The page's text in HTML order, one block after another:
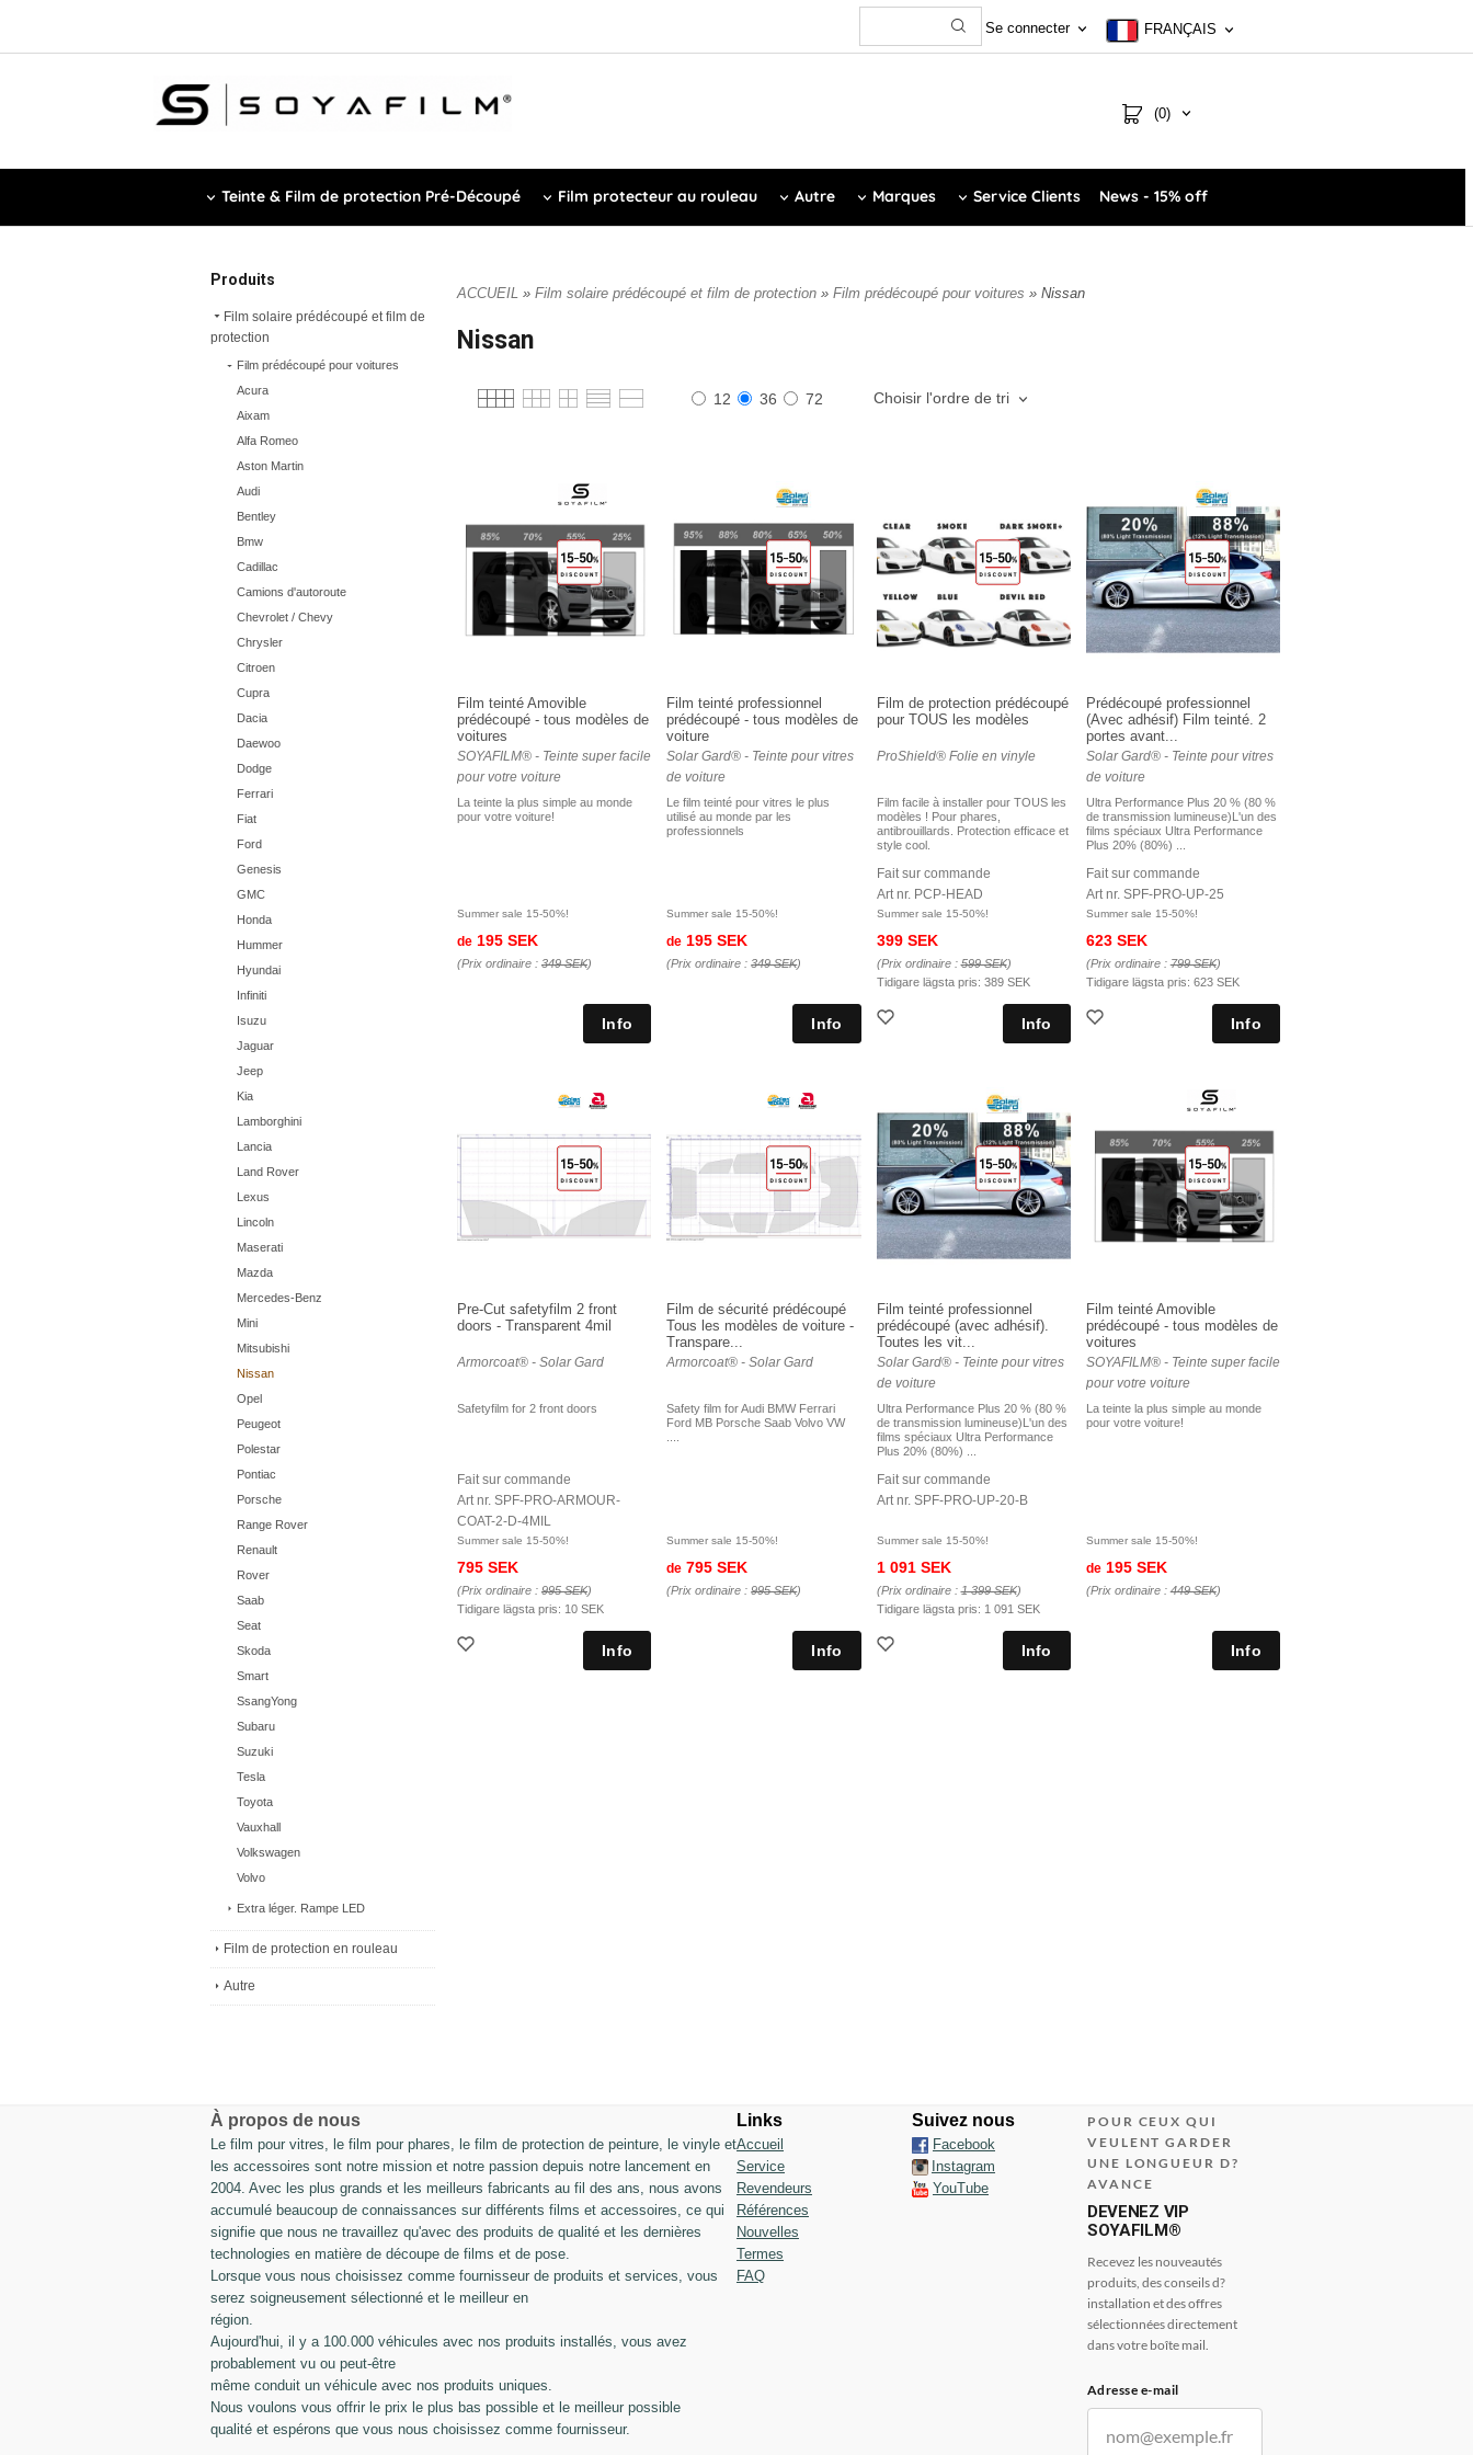
Se connecter FRANÇAIS
(0)
Teinte & Film de protection Pré-Découpé Film protecteur au rouleau Autre Marques Service Clients News - 15% off
Produits
Film solaire prédécoupé et film de
protection
Film prédécoupé pour voitures
Acura
Aixam
Alfa Romeo
Aston Martin
Audi
Bentley
Bmw
Cadillac
Camions d'autoroute
Chevrolet / Chevy
Chrysler
Citroen
Cupra
Dacia
Daewoo
Dodge
Ferrari
Fiat
Ford
Genesis
GMC
Honda
Hummer
Hyundai
Infiniti
Isuzu
Jaguar
Jeep
Kia
Lamborghini
Lancia
Land Rover
Lexus
Lincoln
Maserati
Mazda
Mercedes-Benz
Mini
Mitsubishi
Nissan
Opel
Peugeot
Polestar
Pontiac
Porsche
Range Rover
Renault
Rover
Saab
Seat
Skoda
Smart
SsangYong
Subaru
Suzuki
Tesla
Toyota
Vauxhall
Volkswagen
Volvo
Extra léger. Rampe LED
Film de protection en rouleau
Autre
ACCUEIL » Film solaire prédécoupé et film de protection » Film prédécoupé pour voitures » Nissan
Nissan
12 36 72 Choisir l'ordre de tri
Film teinté Amovible
prédécoupé - tous modèles de
voitures
SOYAFILM® - Teinte super facile
pour votre voiture
La teinte la plus simple au monde
pour votre voiture!
Summer sale 15-50%!
de 195 SEK
(Prix ordinaire : 349 SEK)
Film teinté professionnel
prédécoupé - tous modèles de
voiture
Solar Gard® - Teinte pour vitres
de voiture
Le film teinté pour vitres le plus
utilisé au monde par les
professionnels
Summer sale 15-50%!
de 195 SEK
(Prix ordinaire :349 SEK)
Film de protection prédécoupé
pour TOUS les modèles
ProShield® Folie en vinyle
Film facile à installer pour TOUS les
modèles ! Pour phares,
antibrouillards. Protection efficace et
style cool.
Fait sur commande
Art nr. PCP-HEAD
Summer sale 15-50%!
399 SEK
(Prix ordinaire :599 SEK)
Tidigare lägsta pris: 389 SEK
Prédécoupé professionnel
(Avec adhésif) Film teinté. 2
portes avant...
Solar Gard® - Teinte pour vitres
de voiture
Ultra Performance Plus 20 % (80 %
de transmission lumineuse)L'un des
films spéciaux Ultra Performance
Plus 20% (80%) ...
Fait sur commande
Art nr. SPF-PRO-UP-25
Summer sale 15-50%!
623 SEK
(Prix ordinaire :799 SEK)
Tidigare lägsta pris: 623 SEK
Pre-Cut safetyfilm 2 front
doors - Transparent 4mil
Armorcoat® - Solar Gard
Safetyfilm for 2 front doors
Fait sur commande
Art nr. SPF-PRO-ARMOUR-
COAT-2-D-4MIL
Summer sale 15-50%!
795 SEK
(Prix ordinaire : 995 SEK)
Tidigare lägsta pris: 10 SEK
Film de sécurité prédécoupé
Tous les modèles de voiture -
Transpare...
Armorcoat® - Solar Gard
Safety film for Audi BMW Ferrari
Ford MB Porsche Saab Volvo VW
Summer sale 15-50%!
de 795 SEK
(Prix ordinaire :995 SEK)
Film teinté professionnel
prédécoupé (avec adhésif).
Toutes les vit...
Solar Gard® - Teinte pour vitres
de voiture
Ultra Performance Plus 20 % (80 %
de transmission lumineuse)L'un des
films spéciaux Ultra Performance
Plus 20% (80%) ...
Fait sur commande
Art nr. SPF-PRO-UP-20-B
Summer sale 15-50%!
1 091 SEK
(Prix ordinaire :1 399 SEK)
Tidigare lägsta pris: 1 091 SEK
Film teinté Amovible
prédécoupé - tous modèles de
voitures
SOYAFILM® - Teinte super facile
pour votre voiture
La teinte la plus simple au monde
pour votre voiture!
Summer sale 15-50%!
de195 SEK
(Prix ordinaire :449 SEK)
À propos de nous
Le film pour vitres, le film pour phares, le film de protection de peinture, le vinyle et
les accessoires sont notre mission et notre passion depuis notre lancement en
2004. Avec les plus grands et les meilleurs fabricants au fil des ans, nous avons
accumulé beaucoup de connaissances sur différents films et accessoires, ce qui
signifie que nous ne travaillez qu'avec des produits de qualité et les dernières
technologies en matière de découpe de films et de pose.
Lorsque vous nous choisissez comme fournisseur de produits et services, vous
serez soigneusement sélectionné et le meilleur en
région.
Aujourd'hui, il y a 100.000 véhicules avec nos produits installés, vous avez
probablement vu ou peut-être
même conduit un véhicule avec nos produits uniques.
Nous voulons vous offrir le prix le plus bas possible et le meilleur possible
qualité et espérons que vous nous choisissez comme fournisseur.
Links
Accueil
Service
Revendeurs
Références
Nouvelles
Termes
FAQ
Suivez nous
Facebook
Instagram
YouTube
POUR CEUX QUI
VEULENT GARDER
UNE LONGUEUR D?
AVANCE
DEVENEZ VIP
SOYAFILM®
Recevez les nouveautés
produits, des conseils d?
installation et des offres
sélectionnées directement
dans votre boîte mail.
Adresse e-mail